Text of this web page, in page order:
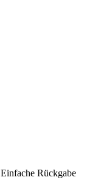
Einfache Rückgabe